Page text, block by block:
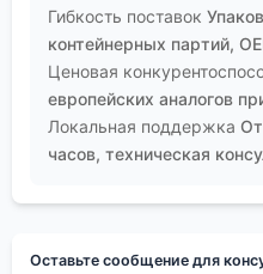
Гибкость поставок
контейнерных партий,
Ценовая
европейских аналогов
Локальная поддержка
часов, техническая
Оставьте сообщение для